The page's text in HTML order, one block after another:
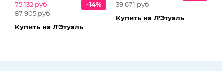
75 132 руб.
87 905 руб.
-14%
Купить на Л'Этуаль
39 671 руб.
Купить на Л'Этуаль